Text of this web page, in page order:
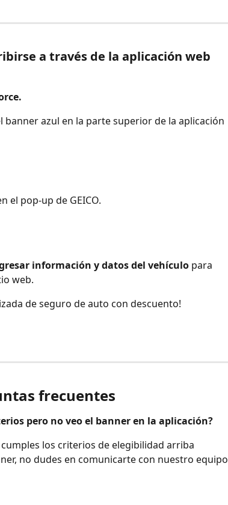
a través de la aplicación web
banner azul en la parte superior de la aplicación
el pop-up de GEICO.
información y datos del vehículo para
web.
de seguro de auto con descuento!
frecuentes
pero no veo el banner en la aplicación?
los criterios de elegibilidad arriba
no dudes en comunicarte con nuestro equipo